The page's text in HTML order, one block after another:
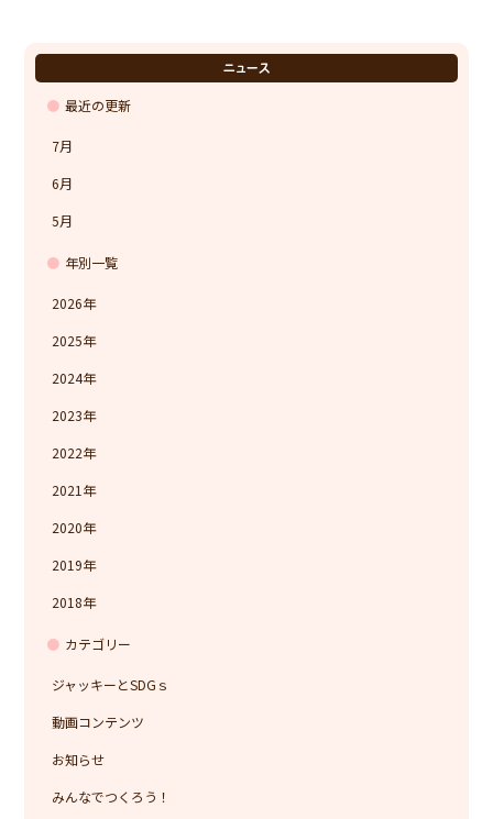
ニュース
最近の更新
7月
6月
5月
年別一覧
2026
2025
2024
2023
2022
2021
2020
2019
2018
カテゴリー
ジャッキーとSDGｓ
動画コンテンツ
お知らせ
みんなでつくろう！